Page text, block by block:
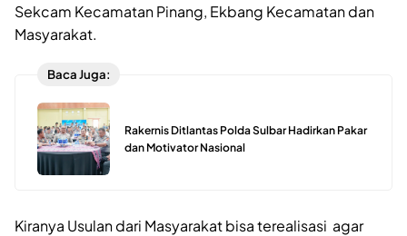
Sekcam Kecamatan Pinang, Ekbang Kecamatan dan
Masyarakat.
Baca Juga:
Rakernis Ditlantas Polda Sulbar Hadirkan Pakar
dan Motivator Nasional
Kiranya Usulan dari Masyarakat bisa terealisasi agar